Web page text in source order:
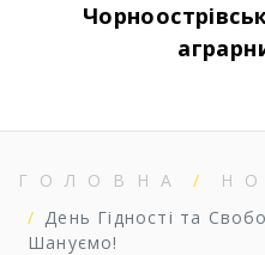
ГОЛОВНА
День Гідності та
Шануємо!